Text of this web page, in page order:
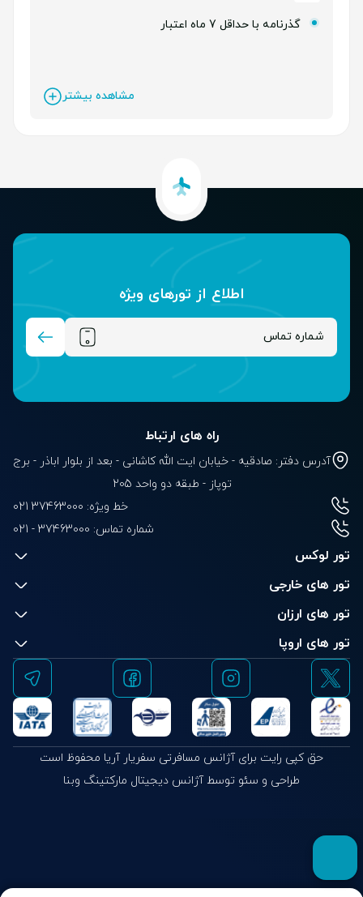
گذرنامه با حداقل 7 ماه اعتبار
مشاهده بیشتر
اطلاع از تور‌های ویژه
راه های ارتباط
آدرس دفتر: صادقیه - خیابان ایت الله کاشانی - بعد از بلوار‌‌ اباذر - برج
توپاز - طبقه دو واحد 205
خط ویژه: 37463000 021
شماره تماس: 021 - 37463000
تور لوکس
تور های خارجی
تور های ارزان
تور های اروپا
حق کپی رایت برای آژانس مسافرتی سفریار آریا محفوظ است
طراحی و سئو توسط آژانس دیجیتال مارکتینگ وبنا